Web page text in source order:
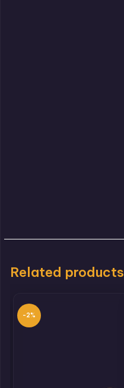
Related products
-2%